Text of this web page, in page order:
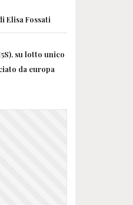
Elisa Fossati
su lotto unico
da europa